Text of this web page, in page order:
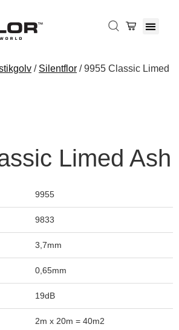
/ Silentflor / 9955 Classic Limed
Limed Ash
9955
9833
3,7mm
0,65mm
19dB
2m x 20m = 40m2